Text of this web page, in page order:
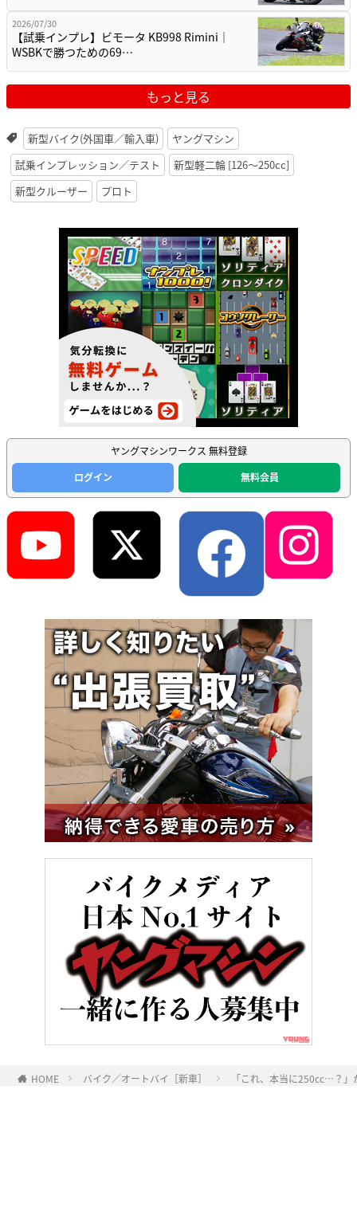
2026/07/30
【試乗インプレ】ビモータ KB998 Rimini｜
WSBKで勝つための69…
もっと見る
新型バイク(外国車／輸入車)
ヤングマシン
試乗インプレッション／テスト
新型軽二輪 [126〜250cc]
新型クルーザー
プロト
ヤングマシンワークス 無料登録
ログイン
無料会員
HOME バイク／オートバイ［新車］ 「これ、本当に250cc…？